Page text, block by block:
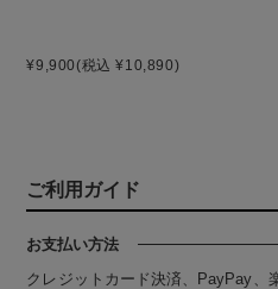
¥9,900(税込 ¥10,890)
ご利用ガイド
お支払い方法
クレジットカード決済、PayPay、